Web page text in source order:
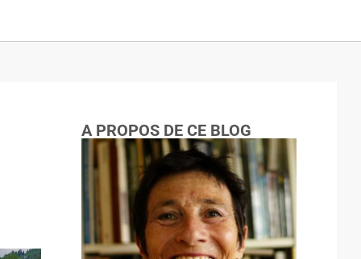
A PROPOS DE CE BLOG